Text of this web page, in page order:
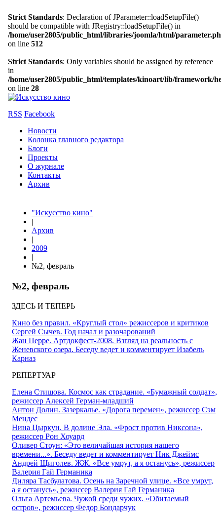
Strict Standards: Declaration of JParameter::loadSetupFile()
should be compatible with JRegistry::loadSetupFile() in
/home/user2805/public_html/libraries/joomla/html/
on line 512
Strict Standards: Only variables should be assigned by reference
in
/home/user2805/public_html/templates/kinoart/lib/framework/
on line 28
RSS Facebook
Новости
Колонка главного редактора
Блоги
Проекты
О журнале
Контакты
Архив
"Искусство кино"
|
Архив
|
2009
|
№2, февраль
№2, февраль
ЗДЕСЬ И ТЕПЕРЬ
Кино без правил. «Круглый стол» режиссеров и критиков
Сергей Сычев. Год начал и разочарований
Жан Перре. Артдокфест-2008. Взгляд на реальность с
Женевского озера. Беседу ведет и комментирует Изабель
Карназ
РЕПЕРТУАР
Елена Стишова. Космос как страдание. «Бумажный солдат»,
режиссер Алексей Герман-младший
Антон Долин. Зазеркалье. «Дорога перемен», режиссер Сэм
Мендес
Нина Цыркун. В долине Эла. «Фрост против Никсона»,
режиссер Рон Хоуард
Оливер Стоун: «Это величайшая история нашего
времени...». Беседу ведет и комментирует Ник Джеймс
Андрей Щиголев. ЖЖ. «Все умрут, а я останусь», режиссер
Валерия Гай Германика
Диляра Тасбулатова. Осень на Заречной улице. «Все умрут,
а я останусь», режиссер Валерия Гай Германика
Ольга Артемьева. Чужой среди чужих. «Обитаемый
остров», режиссер Федор Бондарчук